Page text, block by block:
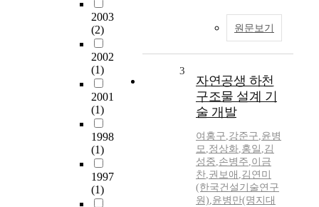
2003
(2)
2002
(1)
2001
(1)
1998
(1)
1997
(1)
원문보기
3
자연공생 하천
구조물 설계 기
술 개발
여홍구,강준구,윤병
모,정상화,홍일 ,김
성중,손병주,이금
찬,권보애 ,김연미
(한국건설기술연구
원),윤병만(명지대